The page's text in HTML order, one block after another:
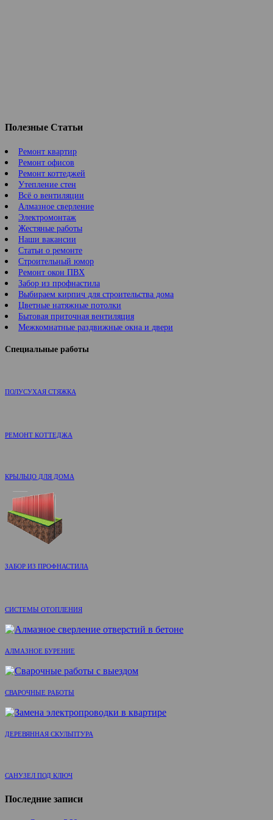
Полезные Статьи
Ремонт квартир
Ремонт офисов
Ремонт коттеджей
Утепление стен
Всё о вентиляции
Алмазное сверление
Электромонтаж
Жестяные работы
Наши вакансии
Статьи о ремонте
Строительный юмор
Ремонт окон ПВХ
Забор из профнастила
Выбираем кирпич для строительства дома
Цветные натяжные потолки
Бытовая приточная вентиляция
Межкомнатные раздвижные окна и двери
Специальные работы
ПОЛУСУХАЯ СТЯЖКА
РЕМОНТ КОТТЕДЖА
КРЫЛЬЦО ДЛЯ ДОМА
ЗАБОР ИЗ ПРОФНАСТИЛА
СИСТЕМЫ ОТОПЛЕНИЯ
АЛМАЗНОЕ БУРЕНИЕ
СВАРОЧНЫЕ РАБОТЫ
ДЕРЕВЯННАЯ СКУЛЬПТУРА
САНУЗЕЛ ПОД КЛЮЧ
Последние записи